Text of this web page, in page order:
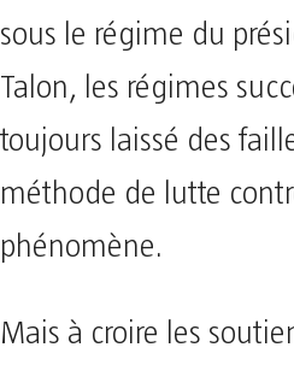
sous le régime du
Talon, les régimes
toujours laissé des
méthode de lutte
phénomène.
Mais à croire les